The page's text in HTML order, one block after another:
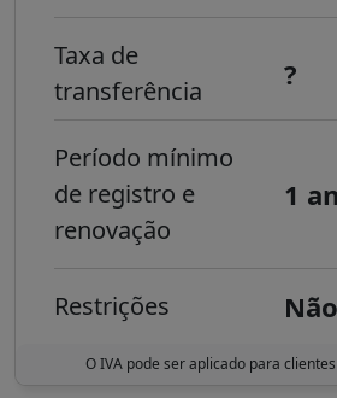
Taxa de
transferência
?
Período mínimo
de registro e
renovação
1
Restrições Não
O IVA pode ser aplicado para